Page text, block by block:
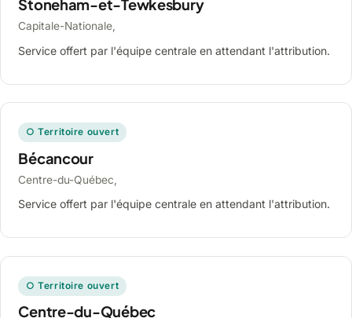
Stoneham-et-Tewkesbury
Capitale-Nationale,
Service offert par l'équipe centrale en attendant l'attribution.
○ Territoire ouvert
Bécancour
Centre-du-Québec,
Service offert par l'équipe centrale en attendant l'attribution.
○ Territoire ouvert
Centre-du-Québec